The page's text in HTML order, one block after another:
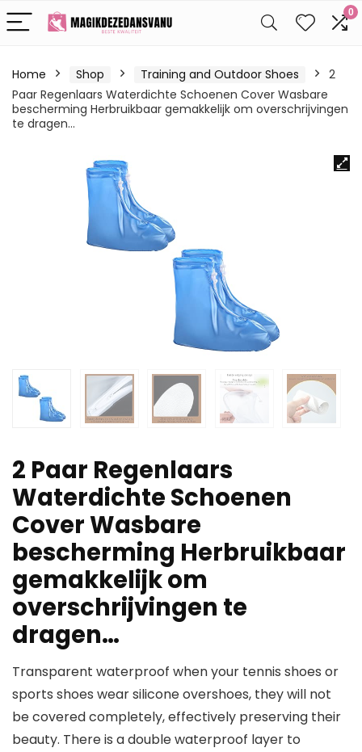
0
Home Shop Training and Outdoor Shoes
2
Paar Regenlaars Waterdichte Schoenen Cover Wasbare
bescherming Herbruikbaar gemakkelijk om overschrijvingen
te dragen…
2 Paar Regenlaars
Waterdichte Schoenen
Cover Wasbare
bescherming Herbruikbaar
gemakkelijk om
overschrijvingen te
dragen…
Transparent waterproof when your tennis shoes or
sports shoes wear silicone overshoes, they will not
be covered completely, effectively preserving their
beauty. There is a double waterproof layer to